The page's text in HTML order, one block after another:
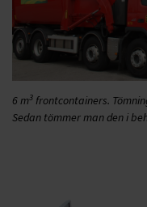
6 m3 frontcontainers.
Sedan tömmer man den i